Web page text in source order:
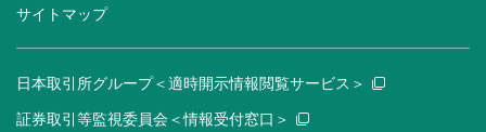
サイトマップ
日本取引所グループ＜適時開示情報閲覧サービス＞
証券取引等監視委員会＜情報受付窓口＞